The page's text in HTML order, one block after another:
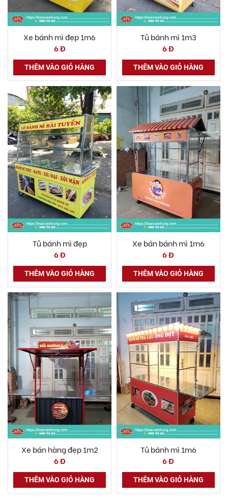
Xe bánh mì đẹp 1m6
6 Đ
THÊM VÀO GIỎ HÀNG
Tủ bánh mì 1m3
6 Đ
THÊM VÀO GIỎ HÀNG
Tủ bánh mì đẹp
6 Đ
THÊM VÀO GIỎ HÀNG
Xe bán bánh mì 1m6
6 Đ
THÊM VÀO GIỎ HÀNG
Xe bán hàng đẹp 1m2
6 Đ
THÊM VÀO GIỎ HÀNG
Tủ bánh mì 1m6
6 Đ
THÊM VÀO GIỎ HÀNG